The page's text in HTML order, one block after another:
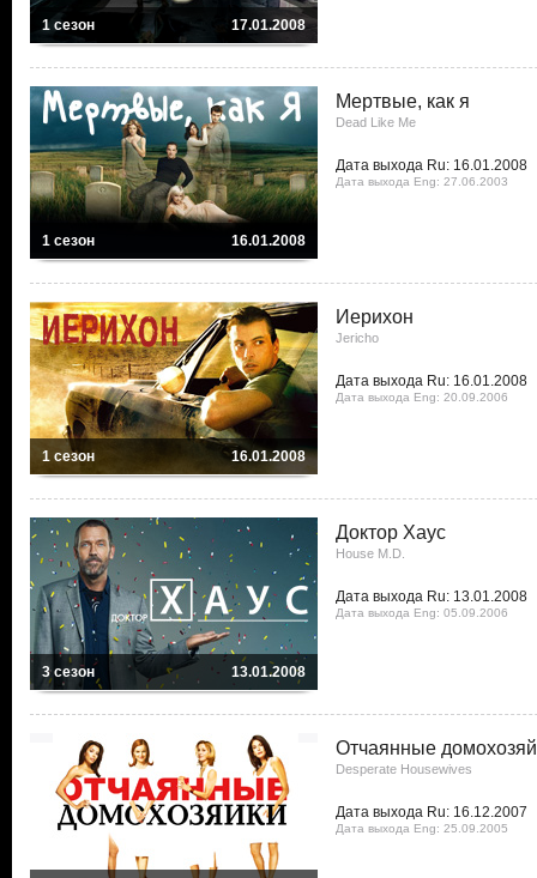
1 сезон 17.01.2008
1 сезон 16.01.2008
Мертвые, как я
Dead Like Me
Дата выхода Ru: 16.01.2008
Дата выхода Eng: 27.06.2003
1 сезон 16.01.2008
Иерихон
Jericho
Дата выхода Ru: 16.01.2008
Дата выхода Eng: 20.09.2006
3 сезон 13.01.2008
Доктор Хаус
House M.D.
Дата выхода Ru: 13.01.2008
Дата выхода Eng: 05.09.2006
Отчаянные
Desperate Housewives
Дата выхода Ru: 16.12.2007
Дата выхода Eng: 25.09.2005